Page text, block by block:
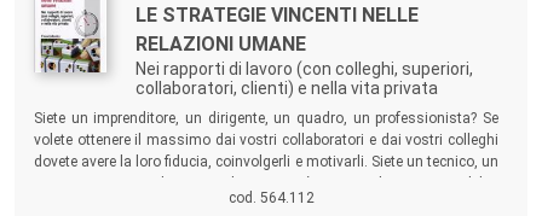
Titolo:
LE STRATEGIE VINCENTI NELLE
RELAZIONI UMANE
Nei rapporti di lavoro (con colleghi, superiori,
collaboratori, clienti) e nella vita privata
Siete un imprenditore, un dirigente, un quadro, un professionista? Se
volete ottenere il massimo dai vostri collaboratori e dai vostri colleghi
dovete avere la loro fiducia, coinvolgerli e motivarli. Siete un tecnico, un
buone relazioni con superiori e colleghi per affermarvi e fare carriera.
cod. 564.112